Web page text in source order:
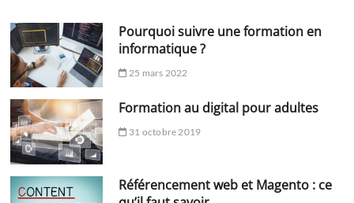
Pourquoi suivre une formation en
informatique ?
25 mars 2022
Formation au digital pour adultes
31 octobre 2019
Référencement web et Magento : ce